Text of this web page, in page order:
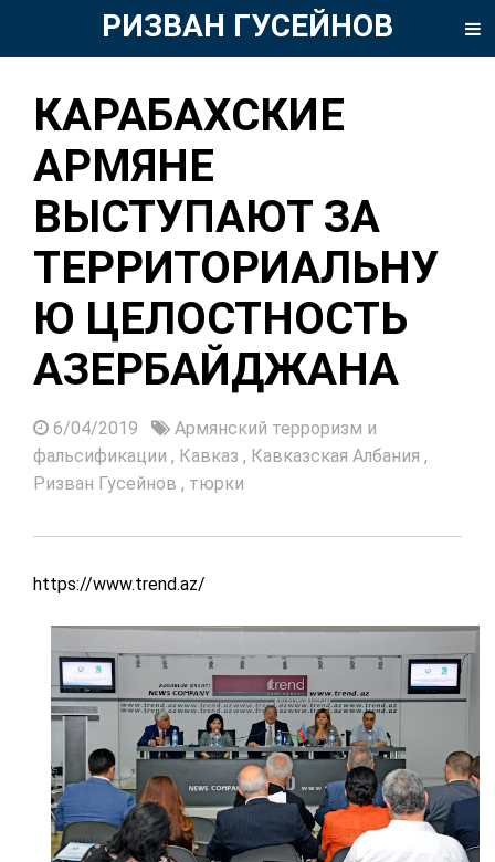
РИЗВАН ГУСЕЙНОВ
КАРАБАХСКИЕ
АРМЯНЕ
ВЫСТУПАЮТ ЗА
ТЕРРИТОРИАЛЬНУ
Ю ЦЕЛОСТНОСТЬ
АЗЕРБАЙДЖАНА
6/04/2019
Армянский терроризм и
фальсификации , Кавказ , Кавказская Албания ,
Ризван Гусейнов , тюрки
https://www.trend.az/